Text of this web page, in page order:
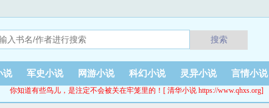
搜索
说 军史小说 网游小说 科幻小说 灵异小说 言情小说
你知道有些鸟儿，是注定不会被关在牢笼里的！[ 清华小说 https://www.qhxs.org]